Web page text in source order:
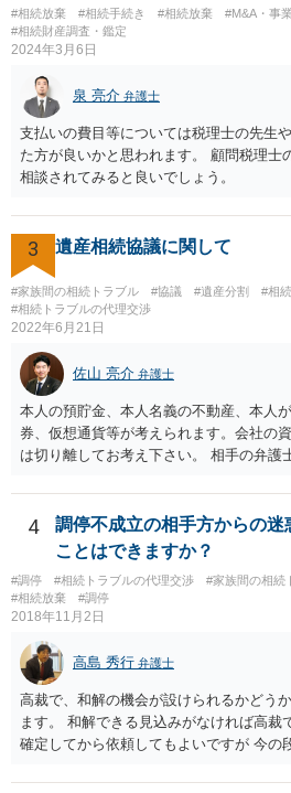
望に関する申出書」と共に提出すること
いた方が良い事と書かない方が良い事 回
立ての趣旨」のところに書いている遺産
ば、まずそれを書くとよいです。 次に「
なぜ調停を申し立てたのか(例えば、あか
決裂した、など)や亡くなった方・あかさ
きさつなどが書かれていると思うので、
うと感じるところは、どのように違うの
の他、お姉さんの申立書には書かれてい
(例えば、○○のときにお姉さんは亡くなっ
った等)、それも書くとよいです。 書か
産分割に関係ない(と思われる)いきさつを
す(あくまで遺産分割に関係することに留
の方に事情を理解してもらいやすいと思い
#相続放棄 #相続手続き #相続放棄 #M&A・事
#相続財産調査・鑑定
2024年3月6日
泉 亮介 弁護士
支払いの費目等については税理士の先生
た方が良いかと思われます。 顧問税理士
相談されてみると良いでしょう。
3 遺産相続協議に関して
#家族間の相続トラブル #協議 #遺産分割
#相
#相続トラブルの代理交渉
2022年6月21日
佐山 亮介 弁護士
本人の預貯金、本人名義の不動産、本人
券、仮想通貨等が考えられます。会社の
は切り離してお考え下さい。 相手の弁護
意に開示を求め、応じなければ「調査嘱
行等に照会をかけることになるでしょう
でいなければ市役所ないし区役所に、お
かる戸籍一式を揃えてもちこみ、「名寄
分かると思います。遺産分割協議書の偽
てしまっている場合は、住所などに当た
すが、現代では、各々が自由に価格設定
はお示しできません。ただし、かつて日
報酬基準を踏まえて価格設定している弁
ので、それが一応の目安となるでしょう。
4
調停不成立の相手方からの迷
ことはできますか？
#調停 #相続トラブルの代理交渉 #家族間の相続
#相続放棄
#調停
2018年11月2日
高島 秀行 弁護士
高裁で、和解の機会が設けられるかどう
ます。 和解できる見込みがなければ高裁
確定してから依頼してもよいですが 今の